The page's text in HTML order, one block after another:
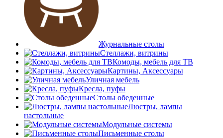
Журнальные столы
Стеллажи, витрины
Комоды, мебель для ТВ
Картины, Аксессуары
Уличная мебель
Кресла, пуфы
Столы обеденные
Люстры, лампы
настольные
Модульные системы
Письменные столы